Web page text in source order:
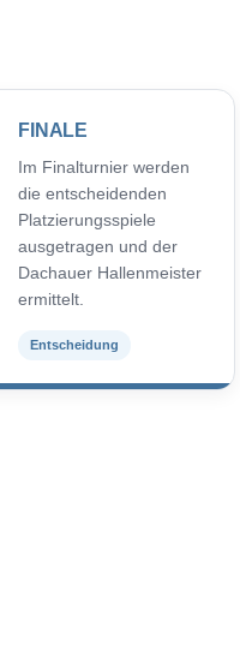
FINALE
Im Finalturnier werden
die entscheidenden
Platzierungsspiele
ausgetragen und der
Dachauer Hallenmeister
ermittelt.
Entscheidung